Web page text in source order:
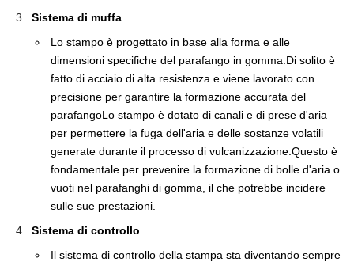
Sistema di muffa
Lo stampo è progettato in base alla forma e alle
dimensioni specifiche del parafango in gomma.Di solito è
fatto di acciaio di alta resistenza e viene lavorato con
precisione per garantire la formazione accurata del
parafangoLo stampo è dotato di canali e di prese d'aria
per permettere la fuga dell'aria e delle sostanze volatili
generate durante il processo di vulcanizzazione.Questo è
fondamentale per prevenire la formazione di bolle d'aria o
vuoti nel parafanghi di gomma, il che potrebbe incidere
sulle sue prestazioni.
Sistema di controllo
Il sistema di controllo della stampa sta diventando sempre